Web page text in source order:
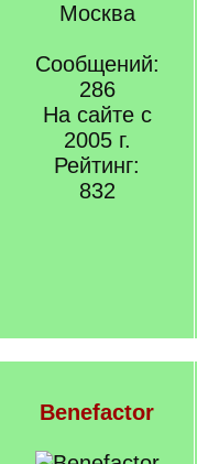
Москва
Сообщений:
286
На сайте с
2005 г.
Рейтинг:
832
Benefactor